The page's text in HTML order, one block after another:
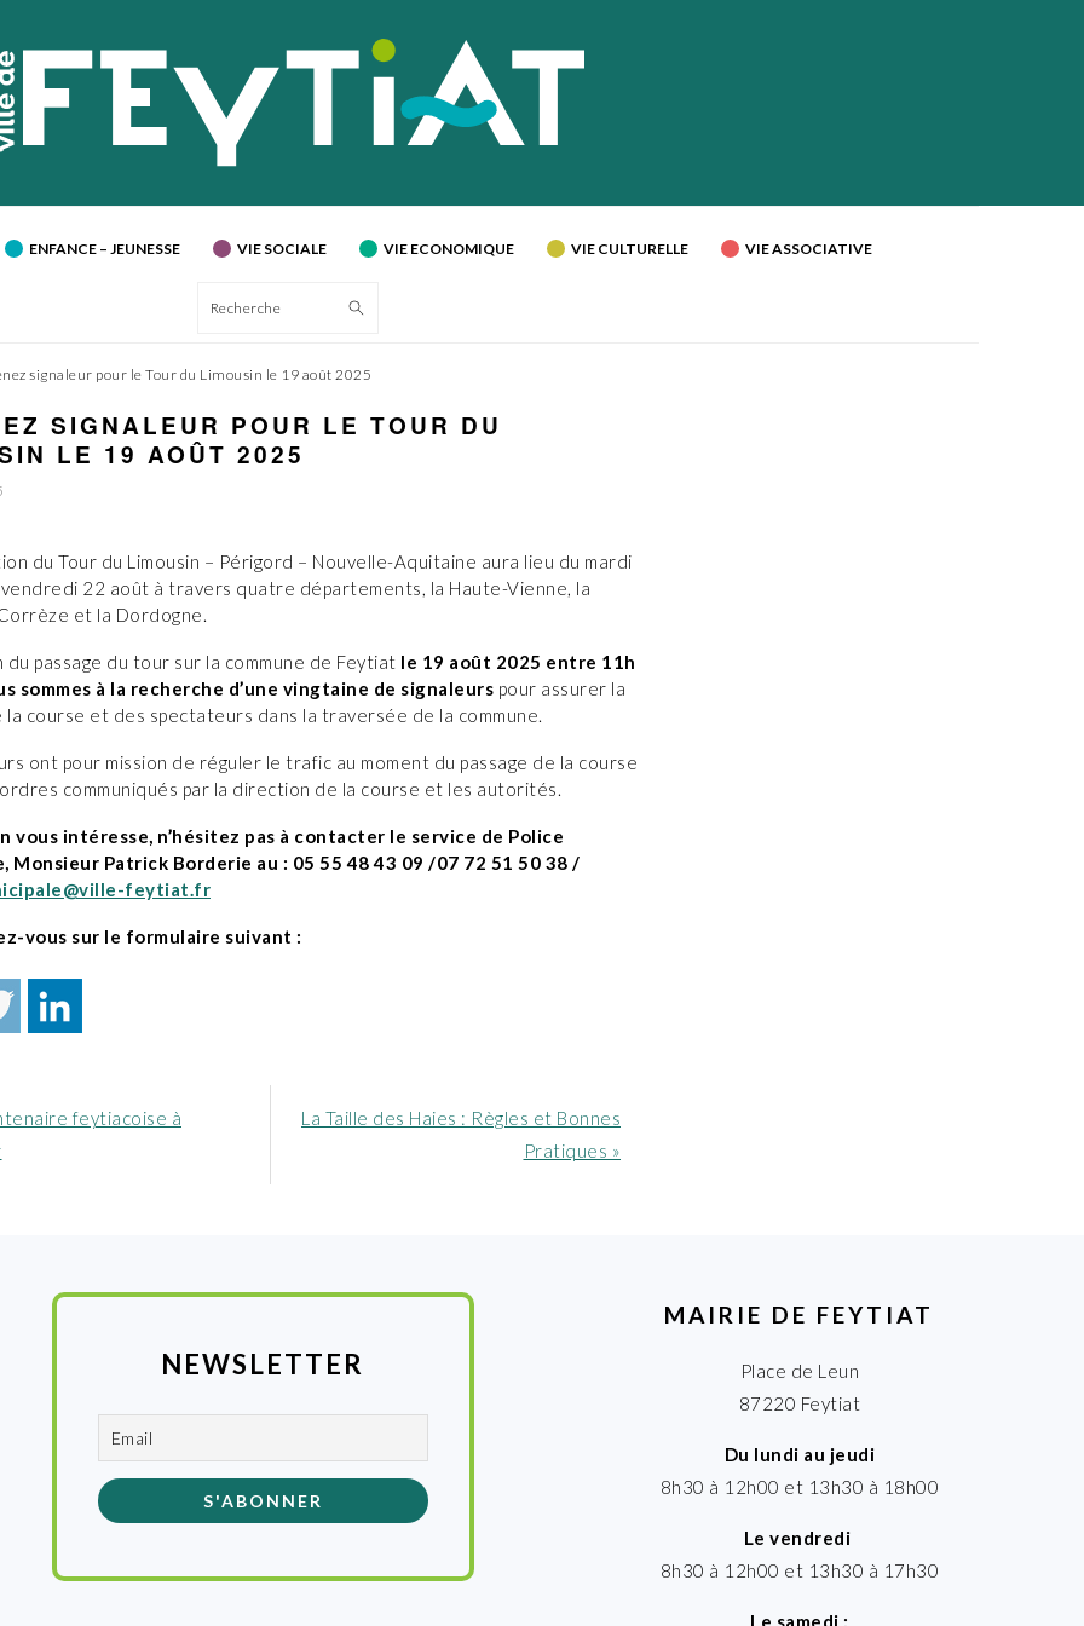
ENFANCE – JEUNESSE VIE SOCIALE VIE ECONOMIQUE VIE CULTURELLE VIE ASSOCIATIVE
Recherche
signaleur pour le Tour du Limousin le 19 août 2025
SIGNALEUR POUR LE TOUR DU
LE 19 AOÛT 2025
du Tour du Limousin – Périgord – Nouvelle-Aquitaine aura lieu du mardi
22 août à travers quatre départements, la Haute-Vienne, la
et la Dordogne.
du passage du tour sur la commune de Feytiat le 19 août 2025 entre 11h
sommes à la recherche d’une vingtaine de signaleurs pour assurer la
course et des spectateurs dans la traversée de la commune.
ont pour mission de réguler le trafic au moment du passage de la course
communiqués par la direction de la course et les autorités.
vous intéresse, n’hésitez pas à contacter le service de Police
Monsieur Patrick Borderie au : 05 55 48 43 09 /07 72 51 50 38 /
feytiat.fr
vous sur le formulaire suivant :
feytiacoise à
Article
La Taille des Haies : Règles et Bonnes
Pratiques »
NEWSLETTER
MAIRIE DE FEYTIAT
Place de Leun
87220 Feytiat
Du lundi au jeudi
8h30 à 12h00 et 13h30 à 18h00
Le vendredi
8h30 à 12h00 et 13h30 à 17h30
Le samedi :